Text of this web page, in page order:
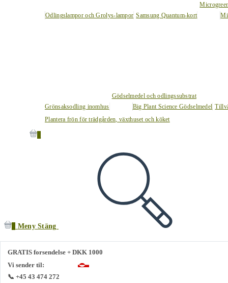
Odlingslampor och Grolys-lampor Samsung Quantum-kort
Grönsaksodling inomhus
Gödselmedel och odlingssubstrat
Big Plant Science Gödselmedel
Plantera frön för trädgården, växthuset och köket
Meny Stäng
GRATIS forsendelse + DKK 1000
Vi sender til:
📞 +45 43 474 272